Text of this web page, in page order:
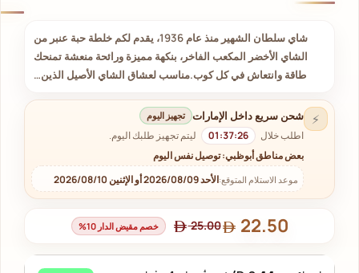
شاي سلطان الشهير منذ عام 1936، يقدم لكم خلطة حبة عنبر من
الشاي الأخضر المكعب الفاخر، بنكهة مميزة ورائحة منعشة تمنحك
طاقة وانتعاش في كل كوب.مناسب لعشاق الشاي الأصيل الذين…
⚡ شحن سريع داخل الإمارات تجهيز اليوم
اطلب خلال 01:37:25
ليتم تجهيز طلبك اليوم.
بعض مناطق أبوظبي: توصيل نفس اليوم
موعد الاستلام المتوقع:الأحد 2026/08/09 أو الإثنين 2026/08/10
25.00 22.50 خصم مقيض الدار 10%